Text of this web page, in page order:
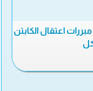
اعتقال الكابتن